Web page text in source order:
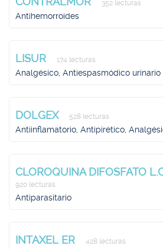
352 lecturas
Antihemorroides
LISUR 174 lecturas
Analgésico, Antiespasmódico urinario
DOLGEX 528 lecturas
Antiinflamatorio, Antipirético,
CLOROQUINA DIFOSFATO
920 lecturas
Antiparasitario
INTAXEL ER 428 lecturas